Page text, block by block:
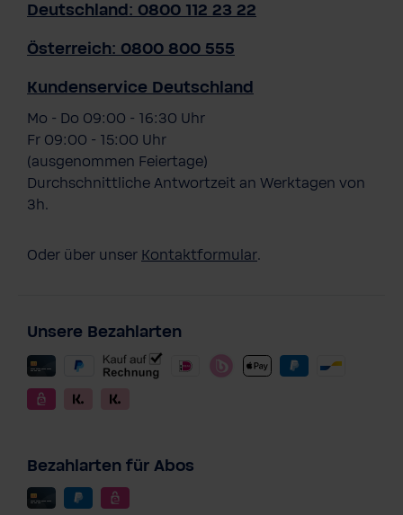
Deutschland: 0800 112 23 22
Österreich: 0800 800 555
Kundenservice Deutschland
Mo - Do 09:00 - 16:30 Uhr
Fr 09:00 - 15:00 Uhr
(ausgenommen Feiertage)
Durchschnittliche Antwortzeit an Werktagen von
3h.
Oder über unser Kontaktformular.
Unsere Bezahlarten
Bezahlarten für Abos